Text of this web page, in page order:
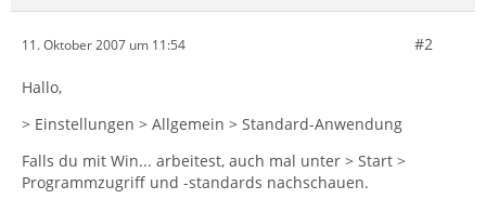
11. Oktober 2007 um 11:54 #2
Hallo,
> Einstellungen > Allgemein > Standard-Anwendung
Falls du mit Win... arbeitest, auch mal unter > Start >
Programmzugriff und -standards nachschauen.